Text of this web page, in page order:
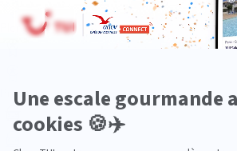
Plongée
Premium